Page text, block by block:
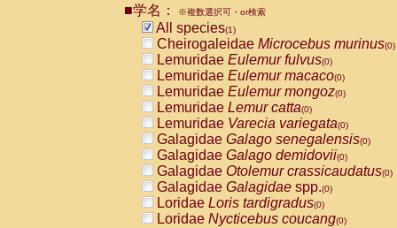
■学名： ※複数選択可・or検索
All species(1)
Cheirogaleidae Microcebus murinus(0)
Lemuridae Eulemur fulvus(0)
Lemuridae Eulemur macaco(0)
Lemuridae Eulemur mongoz(0)
Lemuridae Lemur catta(0)
Lemuridae Varecia variegata(0)
Galagidae Galago senegalensis(0)
Galagidae Galago demidovii(0)
Galagidae Otolemur crassicaudatus(0)
Galagidae Galagidae spp.(0)
Loridae Loris tardigradus(0)
Loridae Nycticebus coucang(0)